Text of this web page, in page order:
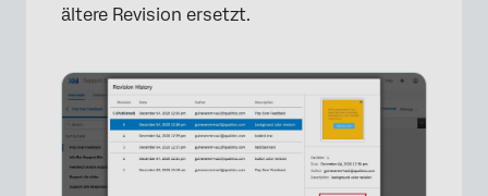
ältere Revision ersetzt.